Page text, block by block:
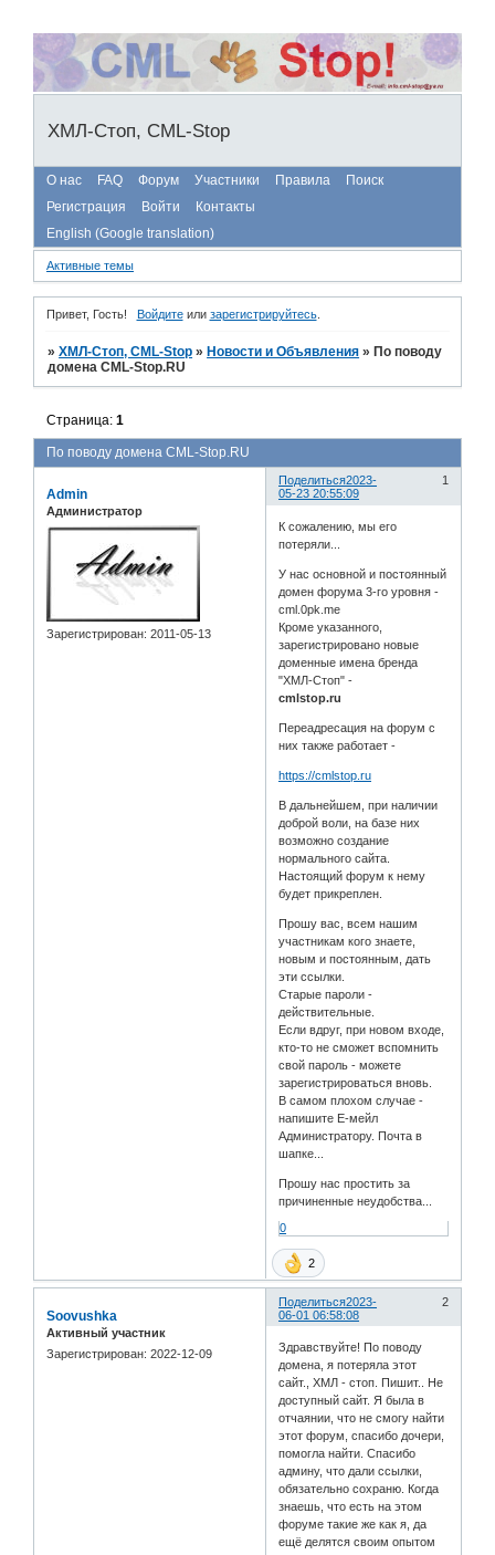
ХМЛ-Стоп, CML-Stop
О нас FAQ Форум Участники Правила
Поиск
Регистрация
Войти
Контакты
English (Google translation)
Активные темы
Привет, Гость! Войдитеили зарегистрируйтесь.
»ХМЛ-Стоп, CML-Stop » Новости и Объявления » По поводу
домена CML-Stop.RU
По поводу домена CML-Stop.RU
Страница:1
Поделиться 1
2023-
05-23 20:55:09
Admin
Администратор
Зарегистрирован: 2011-05-13
К сожалению, мы его
потеряли...
У нас основной и постоянный
домен форума 3-го уровня -
cml.0pk.me
Кроме указанного,
зарегистрировано новые
доменные имена бренда
"ХМЛ-Стоп" -
cmlstop.ru
Переадресация на форум с
них также работает -
https://cmlstop.ru
В дальнейшем, при наличии
доброй воли, на базе них
возможно создание
нормального сайта.
Настоящий форум к нему
будет прикреплен.
Прошу вас, всем нашим
участникам кого знаете,
новым и постоянным, дать
эти ссылки.
Старые пароли -
действительные.
Если вдруг, при новом входе,
кто-то не сможет вспомнить
свой пароль - можете
зарегистрироваться вновь.
В самом плохом случае -
напишите Е-мейл
Администратору. Почта в
шапке...
Прошу нас простить за
причиненные неудобства...
0
2
Поделиться 2
2023-
06-01 06:58:08
Soovushka
Активный участник
Зарегистрирован: 2022-12-09
Здравствуйте! По поводу
домена, я потеряла этот
сайт., ХМЛ - стоп. Пишит.. Не
доступный сайт. Я была в
отчаянии, что не смогу найти
этот форум, спасибо дочери,
помогла найти. Спасибо
админу, что дали ссылки,
обязательно сохраню. Когда
знаешь, что есть на этом
форуме такие же как я, да
ещё делятся своим опытом